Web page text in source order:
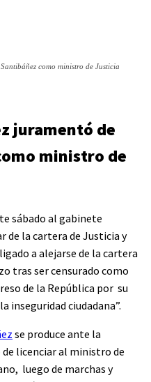
como ministro de Justicia
juramentó de
ministro de
sábado al gabinete
la cartera de Justicia y
a alejarse de la cartera
tras ser censurado como
de la República por su
inseguridad ciudadana”.
se produce ante la
licenciar al ministro de
luego de marchas y